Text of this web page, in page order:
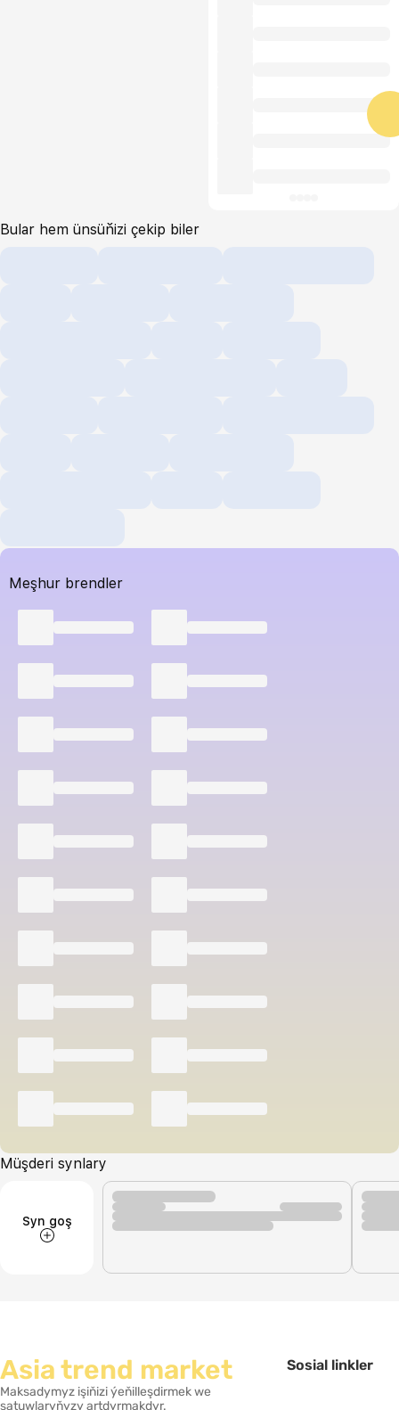
Bular hem ünsüňizi çekip biler
Meşhur brendler
Müşderi synlary
Syn goş
Asia trend market
Maksadymyz işiňizi ýeňilleşdirmek we
satuwlaryňyzy artdyrmakdyr.
Sosial linkler